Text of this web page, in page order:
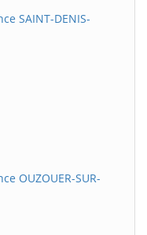
SAINT-DENIS-
OUZOUER-SUR-